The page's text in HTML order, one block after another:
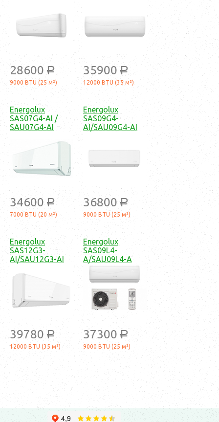
28600 a
9000 BTU (25 м²)
35900 a
12000 BTU (35 м²)
Energolux
SAS07G4-AI /
SAU07G4-AI
34600 a
7000 BTU (20 м²)
Energolux
SAS09G4-
AI/SAU09G4-AI
36800 a
9000 BTU (25 м²)
Energolux
SAS12G3-
AI/SAU12G3-AI
39780 a
12000 BTU (35 м²)
Energolux
SAS09L4-
A/SAU09L4-A
37300 a
9000 BTU (25 м²)